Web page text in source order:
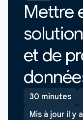
Mettre
et de
30 minutes
Mis à jour il y